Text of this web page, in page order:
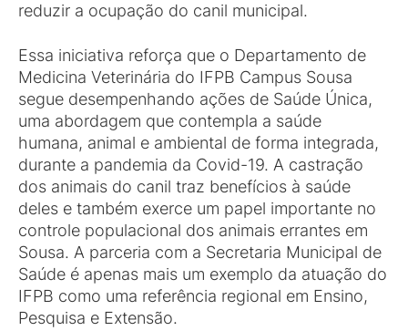
reduzir a ocupação do canil municipal.
Essa iniciativa reforça que o Departamento de
Medicina Veterinária do IFPB Campus Sousa
segue desempenhando ações de Saúde Única,
uma abordagem que contempla a saúde
humana, animal e ambiental de forma integrada,
durante a pandemia da Covid-19. A castração
dos animais do canil traz benefícios à saúde
deles e também exerce um papel importante no
controle populacional dos animais errantes em
Sousa. A parceria com a Secretaria Municipal de
Saúde é apenas mais um exemplo da atuação do
IFPB como uma referência regional em Ensino,
Pesquisa e Extensão.